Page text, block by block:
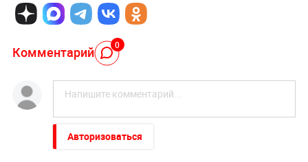
Комментарий 0
Авторизоваться